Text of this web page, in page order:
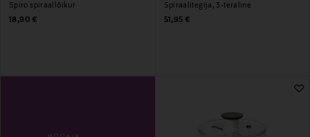
Spiro spiraallõikur
Original Price
18,90 €
Spiraalitegija, 3-teraline
Original Price
51,95 €